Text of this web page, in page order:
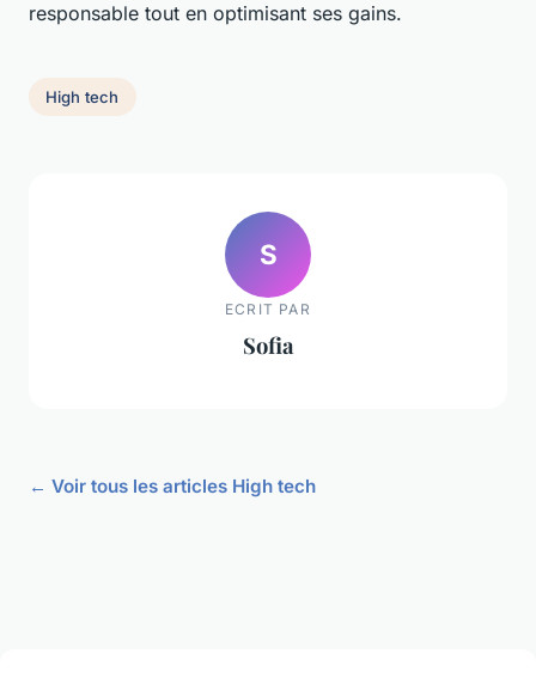
responsable tout en optimisant ses gains.
High tech
S
ECRIT PAR
Sofia
← Voir tous les articles High tech